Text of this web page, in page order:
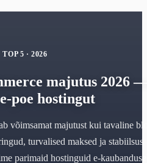
TOP 5 · 2026
majutus 2026
poe hostingut
võimsamat majutust kui tavaline
turvalised maksed ja stabiilsus
parimaid hostinguid e-